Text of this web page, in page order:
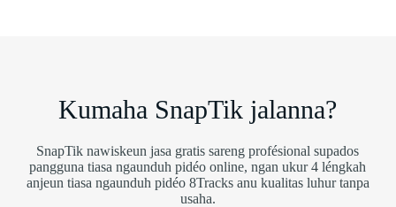
Kumaha SnapTik jalanna?
SnapTik nawiskeun jasa gratis sareng profésional supados
pangguna tiasa ngaunduh pidéo online, ngan ukur 4 léngkah
anjeun tiasa ngaunduh pidéo 8Tracks anu kualitas luhur tanpa
usaha.